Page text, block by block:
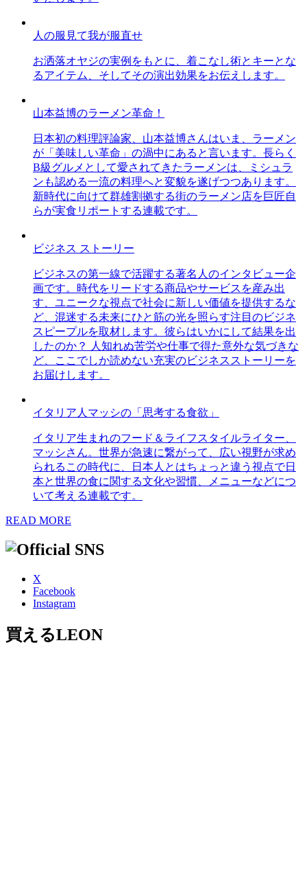
人の服見て我が服直せ
お洒落オヤジの実例をもとに、着こなし術とキーとな
るアイテム、そしてその演出効果をお伝えします。
山本益博のラーメン革命！
日本初の料理評論家、山本益博さんはいま、ラーメン
が「美味しい革命」の渦中にあると言います。長らく
B級グルメとして愛されてきたラーメンは、ミシュラ
ンも認める一流の料理へと変貌を遂げつつあります。
新時代に向けて群雄割拠する街のラーメン店を巨匠自
らが実食リポートする連載です。
ビジネス ストーリー
ビジネスの第一線で活躍する著名人のインタビュー企
画です。時代をリードする商品やサービスを産み出
す、ユニークな視点で社会に新しい価値を提供するな
ど、混迷する未来にひと筋の光を照らす注目のビジネ
スピープルを取材します。彼らはいかにして結果を出
したのか？ 人知れぬ苦労や仕事で得た意外な気づきな
ど、ここでしか読めない充実のビジネスストーリーを
お届けします。
イタリア人マッシの「思考する食欲」
イタリア生まれのフード＆ライフスタイルライター、
マッシさん。世界が急速に繋がって、広い視野が求め
られるこの時代に、日本人とはちょっと違う視点で日
本と世界の食に関する文化や習慣、メニューなどにつ
いて考える連載です。
READ MORE
X
Facebook
Instagram
買えるLEON